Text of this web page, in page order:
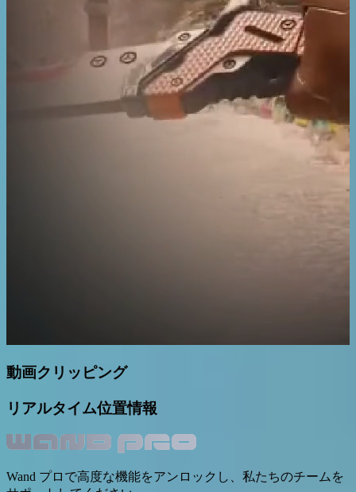
動画クリッピング
リアルタイム位置情報
Wand プロで高度な機能をアンロックし、私たちのチームを